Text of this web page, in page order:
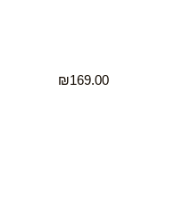
₪169.00